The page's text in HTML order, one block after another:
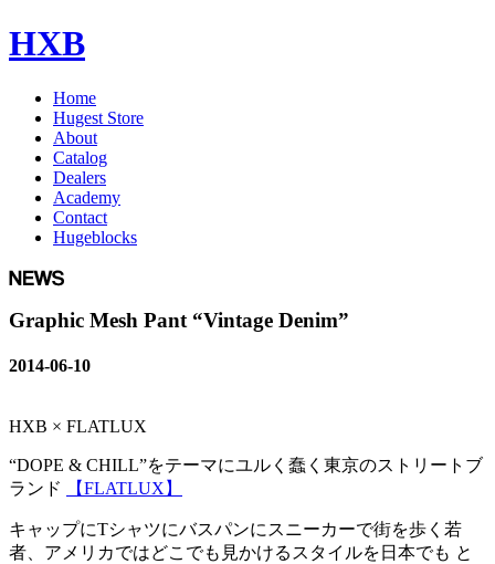
HXB
Home
Hugest Store
About
Catalog
Dealers
Academy
Contact
Hugeblocks
Graphic Mesh Pant “Vintage Denim”
2014-06-10
HXB × FLATLUX
“DOPE & CHILL”をテーマにユルく蠢く東京のストリートブ
ランド
【FLATLUX】
キャップにTシャツにバスパンにスニーカーで街を歩く若
者、アメリカではどこでも見かけるスタイルを日本でも と